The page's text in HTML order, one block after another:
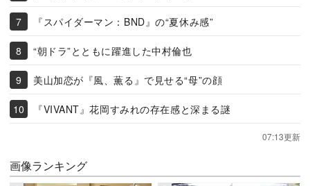
『スパイダーマン：BND』の“夏休み感”
“朝ドラ”とともに躍進した中村倫也
美山加恋が『風、薫る』で見せる“母”の顔
『VIVANT』花岡すみれの存在感と深まる謎
07:13更新
画像ランキング